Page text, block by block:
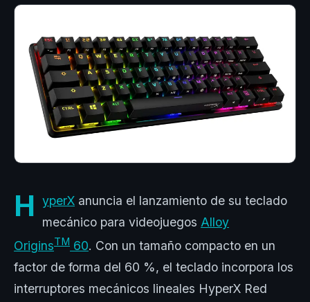
H yperX anuncia el lanzamiento de su teclado
mecánico para videojuegos Alloy
OriginsTM 60. Con un tamaño compacto en un
factor de forma del 60 %, el teclado incorpora los
interruptores mecánicos lineales HyperX Red